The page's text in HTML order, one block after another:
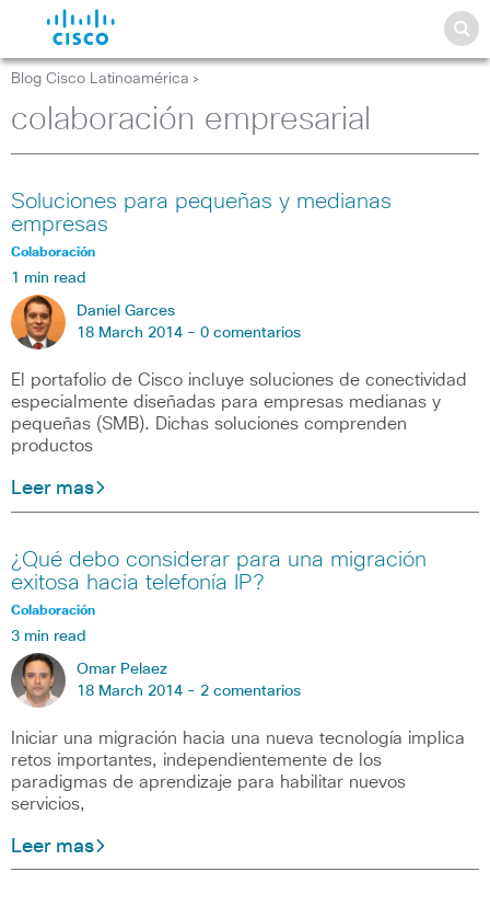
Blog Cisco Latinoamérica >
colaboración empresarial
Soluciones para pequeñas y medianas
empresas
Colaboración
1 min read
Daniel Garces
18 March 2014 - 0 comentarios
El portafolio de Cisco incluye soluciones de conectividad
especialmente diseñadas para empresas medianas y
pequeñas (SMB). Dichas soluciones comprenden
productos
Leer mas
¿Qué debo considerar para una migración
exitosa hacia telefonía IP?
Colaboración
3 min read
Omar Pelaez
18 March 2014 - 2 comentarios
Iniciar una migración hacia una nueva tecnología implica
retos importantes, independientemente de los
paradigmas de aprendizaje para habilitar nuevos
servicios,
Leer mas